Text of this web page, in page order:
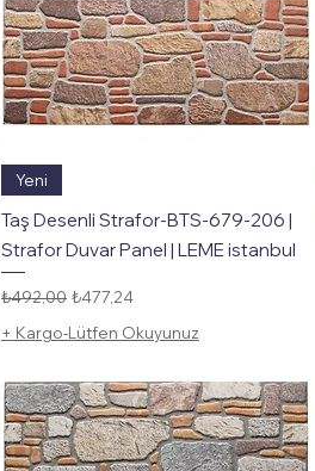
Yeni
Taş Desenli Strafor-BTS-679-206 |
Strafor Duvar Panel | LEME istanbul
Normal Fiyat
₺492,00 İndirimli Fiyat
₺477,24
+ Kargo-Lütfen Okuyunuz